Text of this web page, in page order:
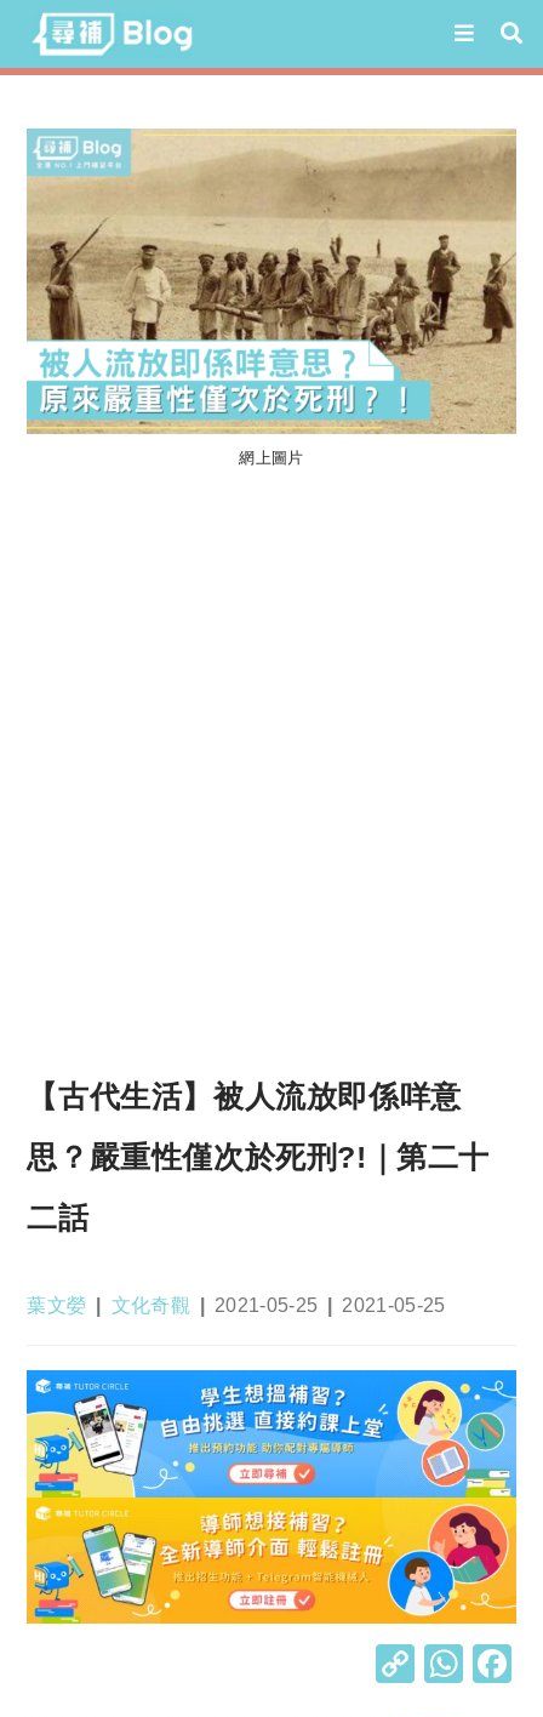
content
網上圖片
【古代生活】被人流放即係咩意
思？嚴重性僅次於死刑?!｜第二十
二話
Post
葉文嫈
Post
文化奇觀
Post
2021-05-25
Post
2021-05-25
C W